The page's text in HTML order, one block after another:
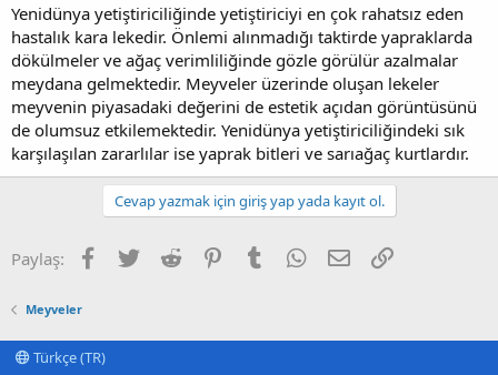
Yenidünya yetiştiriciliğinde yetiştiriciyi en çok rahatsız eden
hastalık kara lekedir. Önlemi alınmadığı taktirde yapraklarda
dökülmeler ve ağaç verimliliğinde gözle görülür azalmalar
meydana gelmektedir. Meyveler üzerinde oluşan lekeler
meyvenin piyasadaki değerini de estetik açıdan görüntüsünü
de olumsuz etkilemektedir. Yenidünya yetiştiriciliğindeki sık
karşılaşılan zararlılar ise yaprak bitleri ve sarıağaç kurtlardır.
Cevap yazmak için giriş yap yada kayıt ol.
Paylaş: Facebook
TwitterReddit PinterestTumblrWhatsApp
E-postaLink
Meyveler
Türkçe (TR)